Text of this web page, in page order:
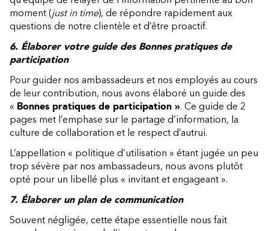
moment (just in time), de répondre rapidement aux
questions de notre clientèle et d’être proactif.
6. Élaborer votre guide des Bonnes pratiques de
participation
Pour guider nos ambassadeurs et nos employés au cours
de leur contribution, nous avons élaboré un guide des
« Bonnes pratiques de participation ». Ce guide de 2
pages met l’emphase sur le partage d’information, la
culture de collaboration et le respect d’autrui.
L’appellation « politique d’utilisation » étant jugée un peu
trop sévère par nos ambassadeurs, nous avons plutôt
opté pour un libellé plus « invitant et engageant ».
7. Élaborer un plan de communication
Souvent négligée, cette étape essentielle nous fait